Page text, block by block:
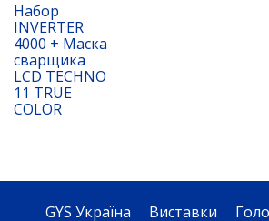
Набор
INVERTER
4000 + Маска
сварщика
LCD TECHNO
11 TRUE
COLOR
GYS Україна Виставки